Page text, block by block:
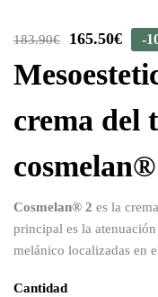
183.90€ 165.50€ -
crema del
cosmelan®
Cosmelan® 2 es la
principal es la
melánico localizadas en
Cantidad